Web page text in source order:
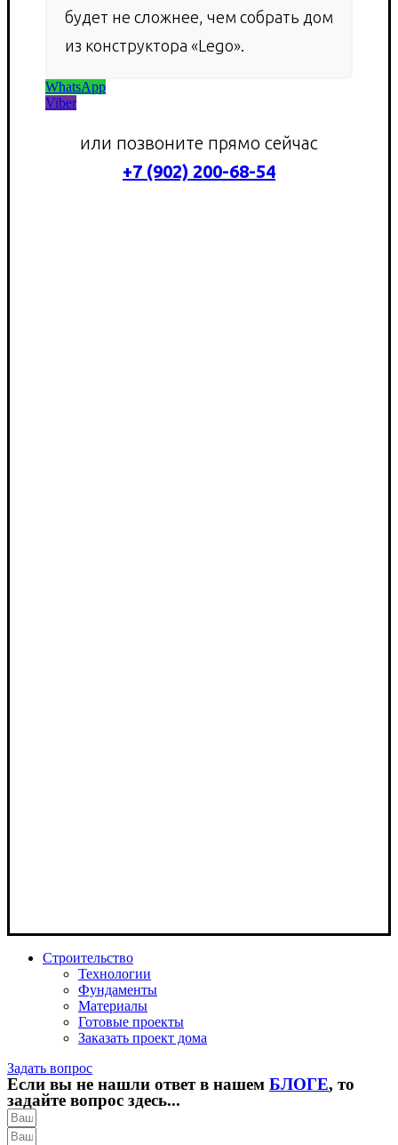
будет не сложнее, чем собрать дом
из конструктора «Lego».
WhatsApp
Viber
или позвоните прямо сейчас
+7 (902) 200-68-54
Строительство
Технологии
Фундаменты
Материалы
Готовые проекты
Заказать проект дома
Задать вопрос
Если вы не нашли ответ в нашем БЛОГЕ, то
задайте вопрос здесь...